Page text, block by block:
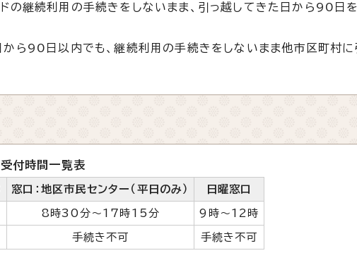
の継続利用の手続きをしないまま、引っ越してきた日から90日
から90日以内でも、継続利用の手続きをしないまま他市区町村に
付時間一覧表
窓口：地区市民センター（平日のみ） 日曜窓口
8時30分～17時15分 9時～12時
手続き不可 手続き不可